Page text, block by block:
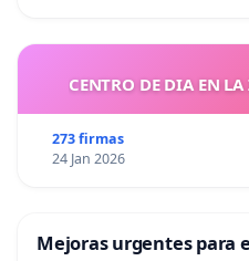
CENTRO DE DIA EN
273 firmas
24 Jan 2026
Mejoras urgentes para